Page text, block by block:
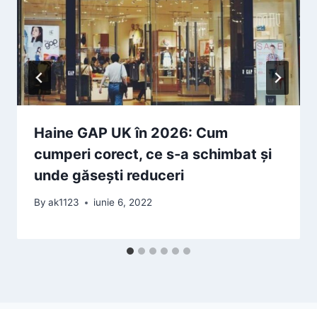
Haine GAP UK în 2026: Cum
cumperi corect, ce s‑a schimbat și
unde găsești reduceri
By ak1123 iunie 6, 2022